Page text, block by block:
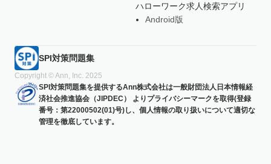
ハローワーク求人検索アプリ
Android版
SPI対策問題集
Copyright © Ann, Inc. 2025
SPI対策問題集を提供するAnn株式会社は一般財団法人日本情報経
済社会推進協会（JIPDEC） よりプライバシーマークを取得(登録
番号：第22000502(01)号)し、個人情報の取り扱いについて適切な
管理を徹底しています。